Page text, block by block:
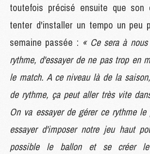
toutefois précisé ensuite que son
tenter d'installer un tempo un peu
semaine passée : « Ce sera à
rythme, d'essayer de ne pas trop en
le match. A ce niveau là de la
de rythme, ça peut aller très vite
On va essayer de gérer ce rythme
essayer d'imposer notre jeu haut
possible le ballon et se créer